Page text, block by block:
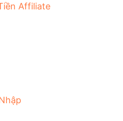
Affiliate